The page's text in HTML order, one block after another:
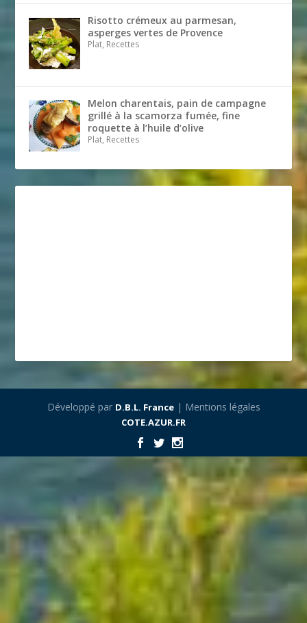
Risotto crémeux au parmesan,
asperges vertes de Provence
Plat, Recettes
Melon charentais, pain de campagne
grillé à la scamorza fumée, fine
roquette à l’huile d’olive
Plat, Recettes
Développé par D.B.L. France| Mentions légales
COTE.AZUR.FR